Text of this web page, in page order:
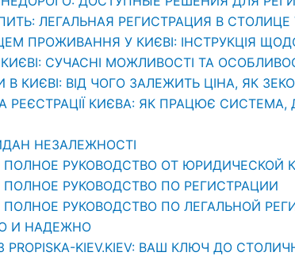
ЛЕГАЛЬНАЯ РЕГИСТРАЦИЯ В
ПРОЖИВАННЯ У КИЄВІ: ІНСТРУКЦІЯ
СУЧАСНІ МОЖЛИВОСТІ ТА
В КИЄВІ: ВІД ЧОГО ЗАЛЕЖИТЬ ЦІНА, ЯК
РЕЄСТРАЦІЇ КИЄВА: ЯК ПРАЦЮЄ
НЕЗАЛЕЖНОСТІ
РУКОВОДСТВО ОТ ЮРИДИЧЕСКОЙ
ПОЛНОЕ РУКОВОДСТВО ПО РЕГИСТРАЦИИ
РУКОВОДСТВО ПО ЛЕГАЛЬНОЙ
И НАДЕЖНО
PROPISKA-KIEV.KIEV: ВАШ КЛЮЧ ДО